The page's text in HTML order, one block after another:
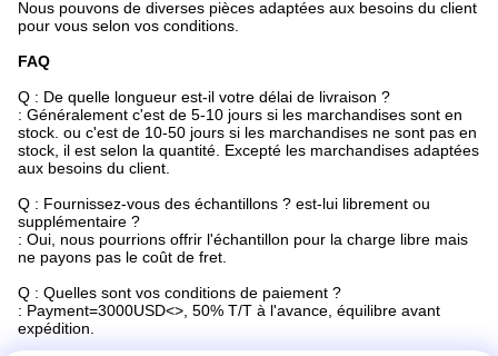
Nous pouvons de diverses pièces adaptées aux besoins du client
pour vous selon vos conditions.
FAQ
Q : De quelle longueur est-il votre délai de livraison ?
: Généralement c'est de 5-10 jours si les marchandises sont en
stock. ou c'est de 10-50 jours si les marchandises ne sont pas en
stock, il est selon la quantité. Excepté les marchandises adaptées
aux besoins du client.
Q : Fournissez-vous des échantillons ? est-lui librement ou
supplémentaire ?
: Oui, nous pourrions offrir l'échantillon pour la charge libre mais
ne payons pas le coût de fret.
Q : Quelles sont vos conditions de paiement ?
: Payment=3000USD<>, 50% T/T à l'avance, équilibre avant
expédition.